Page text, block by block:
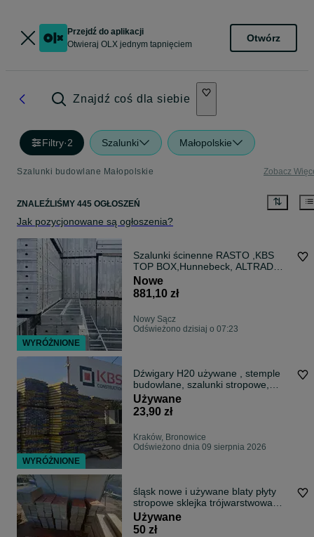
Przejdź do aplikacji
Otwieraj OLX jednym tapnięciem
Otwórz
Znajdź coś dla siebie
Filtry·2 Szalunki Małopolskie
Szalunki budowlane Małopolskie Zobacz
ZNALEŹLIŚMY 445 OGŁOSZEŃ
Jak pozycjonowane są ogłoszenia?
Szalunki ścinenne RASTO ,KBS
TOP BOX,Hunnebeck, ALTRAD
Mostostal| Producent
Nowe
881,10 zł
Nowy Sącz
Odświeżono dzisiaj o 07:23
Dźwigary H20 używane , stemple
budowlane, szalunki stropowe,
szalunki ścienne Peri Doka
Używane
23,90 zł
Kraków, Bronowice
Odświeżono dnia 09 sierpnia 2026
śląsk nowe i używane blaty płyty
stropowe sklejka trójwarstwowa
okuwane sklejka szalunkowa Peri
Doka szalunek fundament
Używane
50 zł
WYRÓŻNIONE
WYRÓŻNIONE